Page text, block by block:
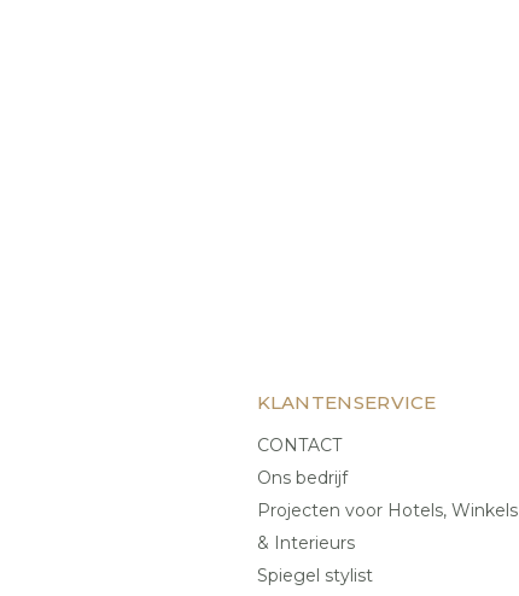
KLANTENSERVICE
CONTACT
Ons bedrijf
Projecten voor Hotels, Winkels
& Interieurs
Spiegel stylist